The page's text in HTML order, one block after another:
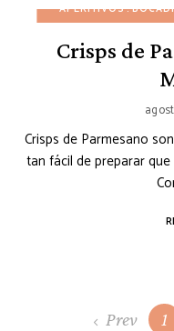
APERITIVOS
Crisps de
Crisps de Parmesano
tan fácil de preparar
Prev 1